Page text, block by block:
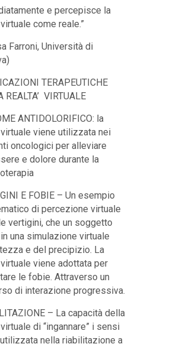
e percepisce la
come reale.”
Farroni, Università di
TERAPEUTICHE
REALTA’ VIRTUALE
ANTIDOLORIFICO: la
viene utilizzata nei
oncologici per alleviare
e dolore durante la
E FOBIE – Un esempio
di percezione virtuale
vertigini, che un soggetto
una simulazione virtuale
e del precipizio. La
viene adottata per
le fobie. Attraverso un
di interazione progressiva.
– La capacità della
di “ingannare” i sensi
nella riabilitazione a